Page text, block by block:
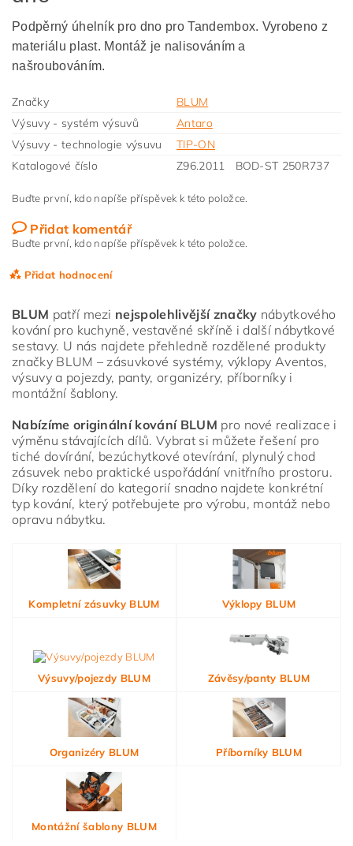
Podpěrný úhelník pro dno pro Tandembox. Vyrobeno z
materiálu plast. Montáž je nalisováním a
našroubováním.
Značky
BLUM
Výsuvy - systém výsuvů
Antaro
Výsuvy - technologie výsuvu
TIP-ON
Katalogové číslo
Z96.2011 BOD-ST 250R737
Buďte první, kdo napíše příspěvek k této položce.
Přidat komentář
Buďte první, kdo napíše příspěvek k této položce.
Přidat hodnocení
Vložením hodnocení souhlasíte s
osobních údajů
BLUM patří mezi nejspolehlivější značky nábytkového
kování pro kuchyně, vestavěné skříně i další nábytkové
sestavy. U nás najdete přehledně rozdělené produkty
značky BLUM – zásuvkové systémy, výklopy Aventos,
výsuvy a pojezdy, panty, organizéry, příborníky i
montážní šablony.
Nabízíme originální kování BLUM pro nové realizace i
výměnu stávajících dílů. Vybrat si můžete řešení pro
tiché dovírání, bezúchytkové otevírání, plynulý chod
zásuvek nebo praktické uspořádání vnitřního prostoru.
Díky rozdělení do kategorií snadno najdete konkrétní
typ kování, který potřebujete pro výrobu, montáž nebo
opravu nábytku.
Kompletní zásuvky BLUM Výklopy BLUM
Výsuvy/pojezdy BLUM Závěsy/panty BLUM
Organizéry BLUM Příborníky BLUM
Montážní šablony BLUM